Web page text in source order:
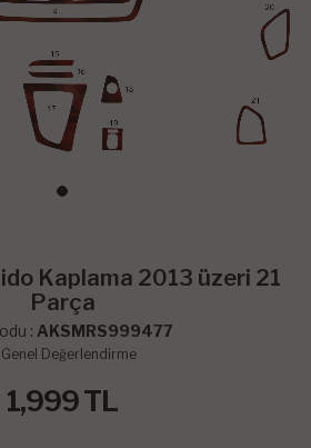
Kaplama 2013 üzeri 21
Parça
: AKSMRS999477
Genel Değerlendirme
1,999TL